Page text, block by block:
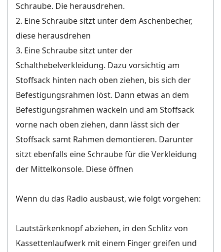
Schraube. Die herausdrehen.
2. Eine Schraube sitzt unter dem Aschenbecher,
diese herausdrehen
3. Eine Schraube sitzt unter der
Schalthebelverkleidung. Dazu vorsichtig am
Stoffsack hinten nach oben ziehen, bis sich der
Befestigungsrahmen löst. Dann etwas an dem
Befestigungsrahmen wackeln und am Stoffsack
vorne nach oben ziehen, dann lässt sich der
Stoffsack samt Rahmen demontieren. Darunter
sitzt ebenfalls eine Schraube für die Verkleidung
der Mittelkonsole. Diese öffnen
Wenn du das Radio ausbaust, wie folgt vorgehen:
Lautstärkenknopf abziehen, in den Schlitz von
Kassettenlaufwerk mit einem Finger greifen und